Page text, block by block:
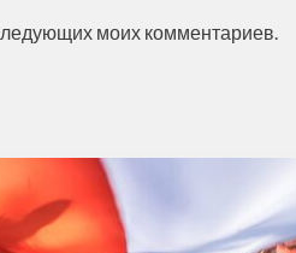
моих комментариев.